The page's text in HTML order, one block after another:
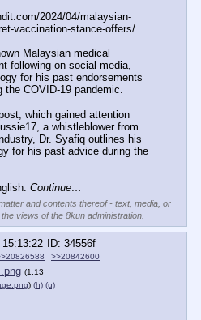
2024/04/malaysian-
vaccination-stance-offers/
Malaysian medical
following on social media,
for his past endorsements
COVID-19 pandemic.
which gained attention
a whistleblower from
Dr. Syafiq outlines his
for his past advice during the
Continue…
and contents thereof - text, media, or
views of the 8kun administration.
34556f
>>20842600
(1.13
) (h) (u)